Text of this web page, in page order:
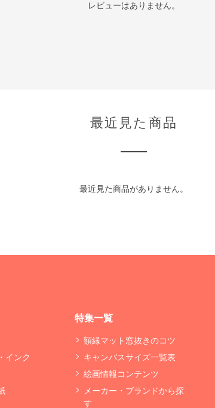
レビューはありません。
最近見た商品
最近見た商品がありません。
インク
特集一覧
額縁マット窓抜きのコツ
キャンバスサイズ一覧表
絵画情報コンテンツ
メーカー・ブランドから探
す